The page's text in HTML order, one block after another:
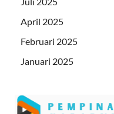
April 2025
Februari 2025
Januari 2025